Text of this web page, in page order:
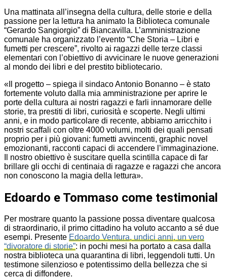
Una mattinata all’insegna della cultura, delle storie e della
passione per la lettura ha animato la Biblioteca comunale
“Gerardo Sangiorgio” di Biancavilla. L’amministrazione
comunale ha organizzato l’evento “Che Storia – Libri e
fumetti per crescere”, rivolto ai ragazzi delle terze classi
elementari con l’obiettivo di avvicinare le nuove generazioni
al mondo dei libri e del prestito bibliotecario.
«Il progetto – spiega il sindaco Antonio Bonanno – è stato
fortemente voluto dalla mia amministrazione per aprire le
porte della cultura ai nostri ragazzi e farli innamorare delle
storie, tra prestiti di libri, curiosità e scoperte. Negli ultimi
anni, e in modo particolare di recente, abbiamo arricchito i
nostri scaffali con oltre 4000 volumi, molti dei quali pensati
proprio per i più giovani: fumetti avvincenti, graphic novel
emozionanti, racconti capaci di accendere l’immaginazione.
Il nostro obiettivo è suscitare quella scintilla capace di far
brillare gli occhi di centinaia di ragazze e ragazzi che ancora
non conoscono la magia della lettura».
Edoardo e Tommaso come testimonial
Per mostrare quanto la passione possa diventare qualcosa
di straordinario, il primo cittadino ha voluto accanto a sé due
esempi. Presente Edoardo Ventura, undici anni, un vero
“divoratore di storie”: in pochi mesi ha portato a casa dalla
nostra biblioteca una quarantina di libri, leggendoli tutti. Un
testimone silenzioso e potentissimo della bellezza che si
cerca di diffondere.